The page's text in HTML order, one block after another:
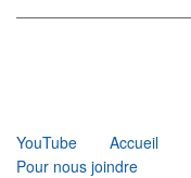
YouTube
Accueil
Pour nous joindre